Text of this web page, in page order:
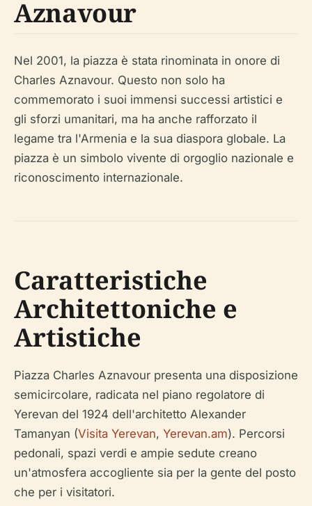
Aznavour
Nel 2001, la piazza è stata rinominata in onore di
Charles Aznavour. Questo non solo ha
commemorato i suoi immensi successi artistici e
gli sforzi umanitari, ma ha anche rafforzato il
legame tra l'Armenia e la sua diaspora globale. La
piazza è un simbolo vivente di orgoglio nazionale e
riconoscimento internazionale.
Caratteristiche
Architettoniche e
Artistiche
Piazza Charles Aznavour presenta una disposizione
semicircolare, radicata nel piano regolatore di
Yerevan del 1924 dell'architetto Alexander
Tamanyan (Visita Yerevan, Yerevan.am). Percorsi
pedonali, spazi verdi e ampie sedute creano
un'atmosfera accogliente sia per la gente del posto
che per i visitatori.